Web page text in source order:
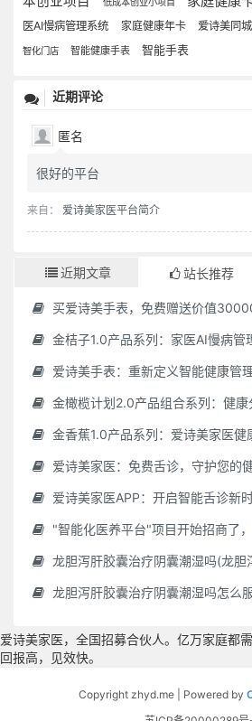
医AI慢病管理系统
家庭健康年卡 爱诗美同
智化门店 智能健康手表 智能手表
近期评论
匿名
很好的平台
来自： 爱诗美家医平台简介
近期文章 站长推荐
买爱诗美手表，免费赠送价值30000元的数智
金桔子1.0产品系列：家医AI慢病管理项目全国招募区域
爱诗美手表：重新定义智能健康管
金橄榄计划2.0产品组合系列：健康分布机（健康一体机）+慢病管理系
金香蕉1.0产品系列：爱诗美家医健康分布机，健康一体机，社
爱诗美家医：免费舌诊，守护您的
爱诗美家医APP：开启智能舌诊新时代.舌诊app软
"智能化医养平台"项目开始招商了，
龙胆泻肝胶囊治疗阴囊潮湿吗(龙胆泻肝胶囊
龙胆泻肝胶囊治疗阴囊潮湿吗怎么服用(龙胆泻肝胶囊
爱诗美家医，全国招募合伙人。亿万家庭都
回报高，见效快。
Copyright zhyd.me | Powered by